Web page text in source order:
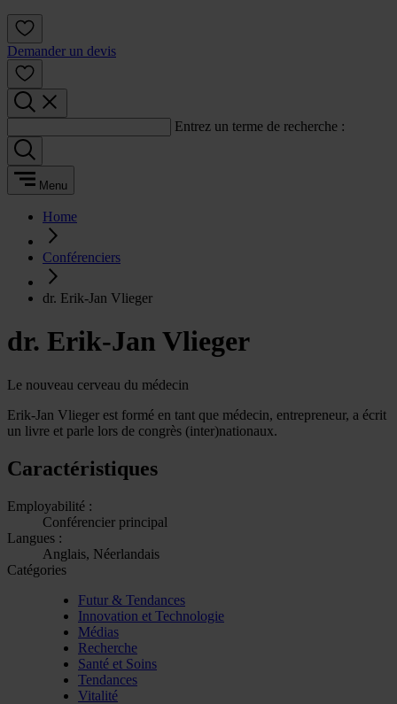
Demander un devis
Entrez un terme de recherche :
Menu
Home
Conférenciers
dr. Erik-Jan Vlieger
dr. Erik-Jan Vlieger
Le nouveau cerveau du médecin
Erik-Jan Vlieger est formé en tant que médecin, entrepreneur, a écrit
un livre et parle lors de congrès (inter)nationaux.
Caractéristiques
Employabilité :
Conférencier principal
Langues :
Anglais, Néerlandais
Catégories
Futur & Tendances
Innovation et Technologie
Médias
Recherche
Santé et Soins
Tendances
Vitalité